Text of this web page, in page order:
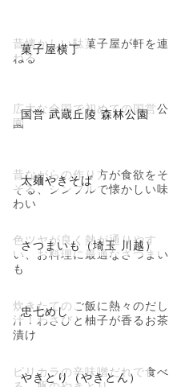
菓子屋横丁
昔懐かしい駄菓子屋が軒を連
ねる
国営 武蔵丘陵 森林公園
広大な全国で初めての国営公
園
太麺やきそば
昔ながらの作り方が食欲をそ
そる、シンプルで懐かしい味
わい
さつまいも（埼玉 川越）
色ツヤが良く熱が通りやす
い、お料理に最適なさつまい
も
忠七めし
炊きたてのご飯に熱々のだし
汁！わさびと柚子が香るお茶
漬け
やきとり（やきとん）
ピリカラの辛味噌だれで食べ